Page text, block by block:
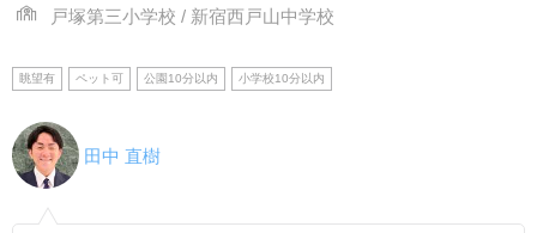
戸塚第三小学校 / 新宿西戸山中学校
眺望有 ペット可 公園10分以内 小学校10分以内
田中 直樹